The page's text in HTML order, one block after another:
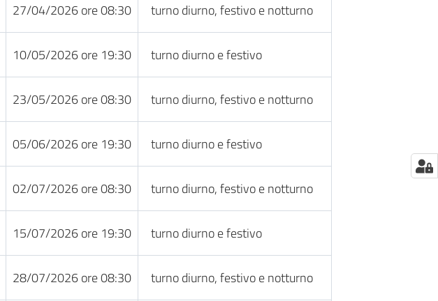
27/04/2026 ore 08:30 turno diurno, festivo e notturno
10/05/2026 ore 19:30 turno diurno e festivo
23/05/2026 ore 08:30 turno diurno, festivo e notturno
05/06/2026 ore 19:30 turno diurno e festivo
02/07/2026 ore 08:30 turno diurno, festivo e notturno
15/07/2026 ore 19:30 turno diurno e festivo
28/07/2026 ore 08:30 turno diurno, festivo e notturno